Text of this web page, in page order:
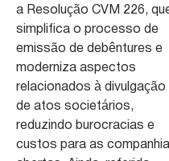
a Resolução CVM 226,
simplifica o processo de
emissão de debêntures e
moderniza aspectos
relacionados à divulgação
de atos societários,
reduzindo burocracias e
custos para as